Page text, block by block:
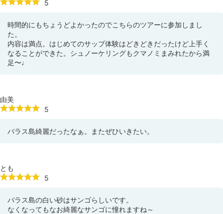
5
時間的にもちょうどよかったのでこちらのツアーに参加しまし
た。
内容は満点。はじめてのサップ体験はどきどきだったけど上手く
なることができた。シュノーケリングもクマノミまみれたから満
足〜♩
由美
5
バラス島綺麗だったなぁ。またぜひいきたい。
とも
5
バラス島の白い砂はサンゴらしいです。
なくなってもなお綺麗なサンゴに憧れますね～